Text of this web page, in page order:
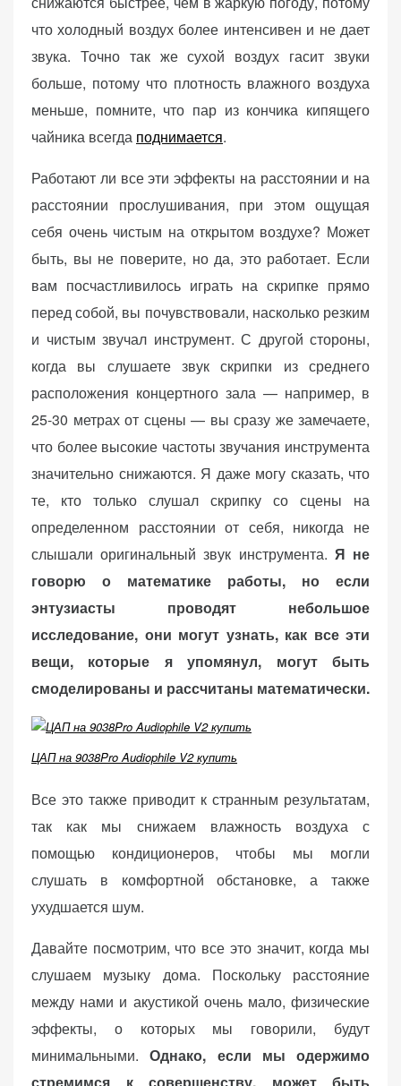
что холодный воздух более интенсивен и не дает
звука. Точно так же сухой воздух гасит звуки
больше, потому что плотность влажного воздуха
меньше, помните, что пар из кончика кипящего
чайника всегда поднимается.
Работают ли все эти эффекты на расстоянии и на
расстоянии прослушивания, при этом ощущая
себя очень чистым на открытом воздухе? Может
быть, вы не поверите, но да, это работает. Если
вам посчастливилось играть на скрипке прямо
перед собой, вы почувствовали, насколько резким
и чистым звучал инструмент. С другой стороны,
когда вы слушаете звук скрипки из среднего
расположения концертного зала — например, в
25-30 метрах от сцены — вы сразу же замечаете,
что более высокие частоты звучания инструмента
значительно снижаются. Я даже могу сказать, что
те, кто только слушал скрипку со сцены на
определенном расстоянии от себя, никогда не
слышали оригинальный звук инструмента. Я не
говорю о математике работы, но если
энтузиасты проводят небольшое
исследование, они могут узнать, как все эти
вещи, которые я упомянул, могут быть
смоделированы и рассчитаны математически.
ЦАП на 9038Pro Audiophile V2 купить
Все это также приводит к странным результатам,
так как мы снижаем влажность воздуха с
помощью кондиционеров, чтобы мы могли
слушать в комфортной обстановке, а также
ухудшается шум.
Давайте посмотрим, что все это значит, когда мы
слушаем музыку дома. Поскольку расстояние
между нами и акустикой очень мало, физические
эффекты, о которых мы говорили, будут
минимальными. Однако, если мы одержимо
стремимся к совершенству, может быть